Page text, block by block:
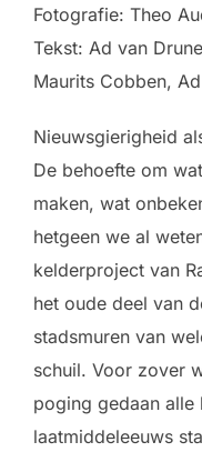
Fotografie: Theo
Tekst: Ad van
Maurits Cobben,
Nieuwsgierigheid
De behoefte om
maken, wat
hetgeen we al
kelderproject van
het oude deel van
stadsmuren van
schuil. Voor zover
poging gedaan alle
laatmiddeleeuws